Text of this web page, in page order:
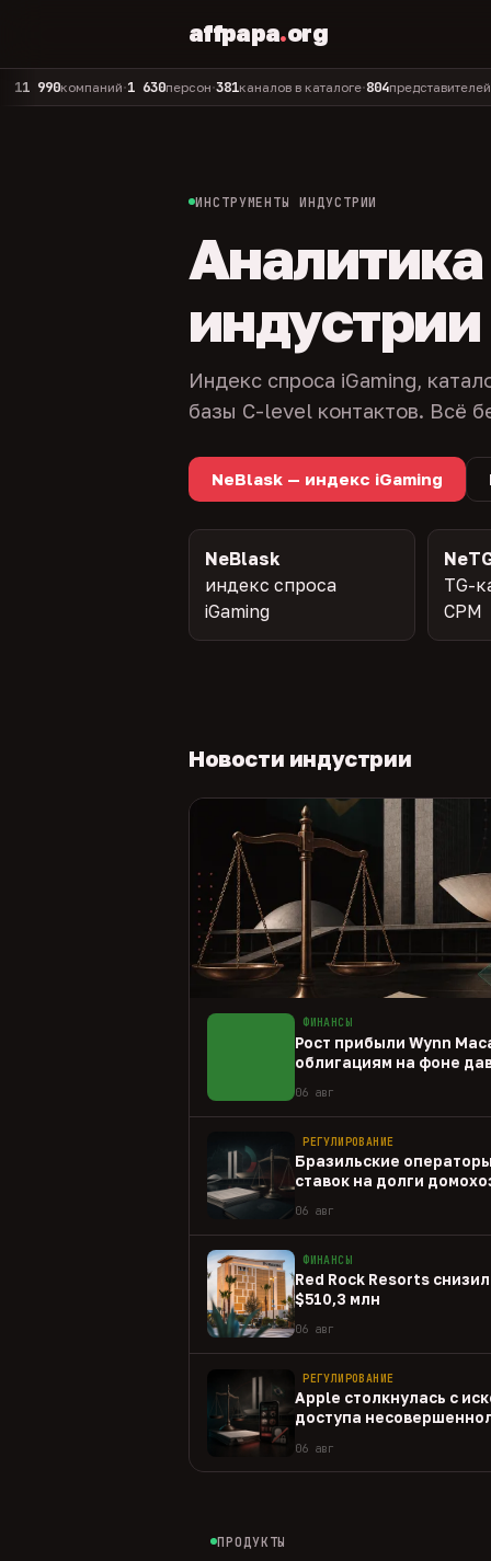
affpapa.org
компаний•1 630персон•381каналов в каталоге•804представителей•325
ИНСТРУМЕНТЫ ИНДУСТРИИ
индустрии
Индекс спроса iGaming,
базы C-level контактов. Всё
NeBlask — индекс iGaming
NeBlask
индекс спроса
iGaming
TG-
CPM
Новости индустрии
ФИНАНСЫ
Рост прибыли Wynn
облигациям на фоне
06 авг
РЕГУЛИРОВАНИЕ
Бразильские
ставок на долги
06 авг
ФИНАНСЫ
Red Rock Resorts
$510,3 млн
06 авг
РЕГУЛИРОВАНИЕ
Apple столкнулась с
доступа
06 авг
ПРОДУКТЫ